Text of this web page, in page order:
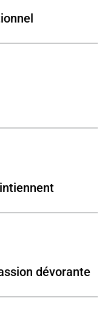
dévorante